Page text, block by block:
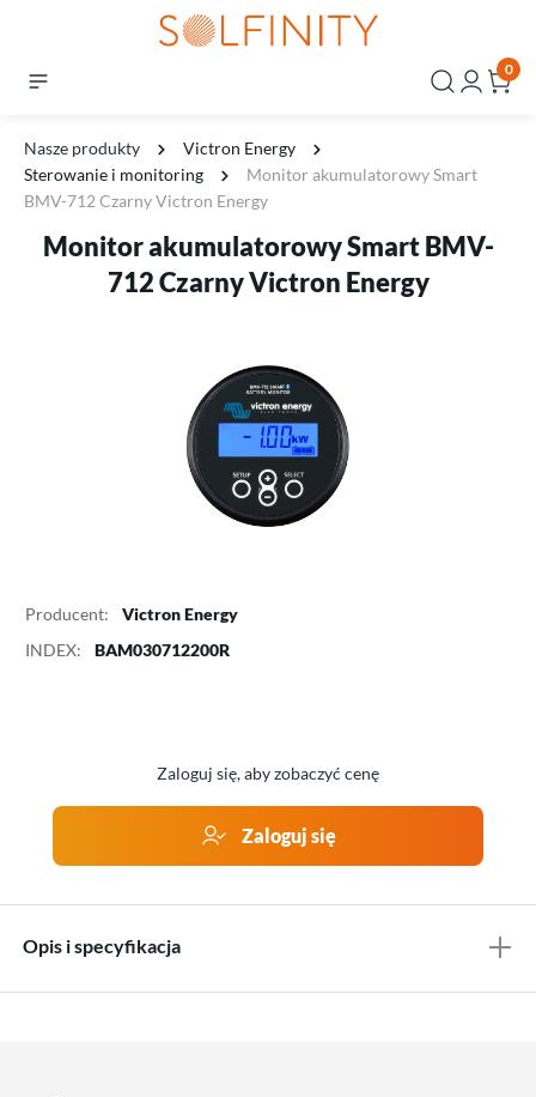
0
Nasze produkty
Victron Energy
Sterowanie i monitoring
Monitor akumulatorowy Smart
BMV-712 Czarny Victron Energy
Monitor akumulatorowy Smart BMV-
712 Czarny Victron Energy
Producent:
Victron Energy
INDEX:
BAM030712200R
Zaloguj się, aby zobaczyć cenę
Zaloguj się
Opis i specyfikacja